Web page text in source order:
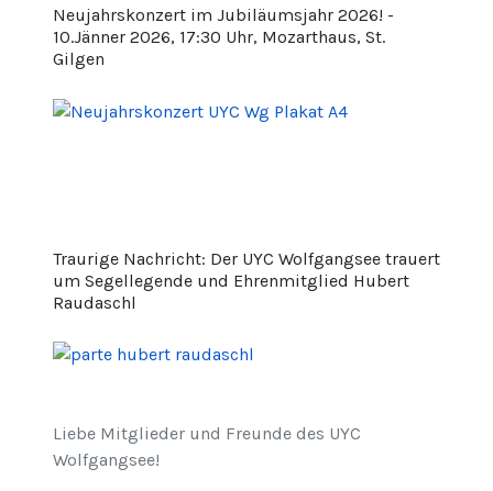
Neujahrskonzert im Jubiläumsjahr 2026! -
10.Jänner 2026, 17:30 Uhr, Mozarthaus, St.
Gilgen
Traurige Nachricht: Der UYC Wolfgangsee trauert
um Segellegende und Ehrenmitglied Hubert
Raudaschl
Liebe Mitglieder und Freunde des UYC
Wolfgangsee!